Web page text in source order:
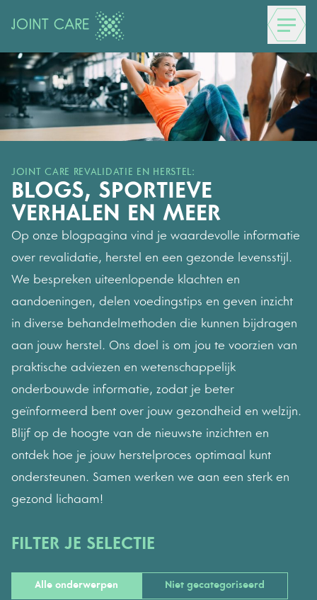
JOINT CARE REVALIDATIE EN HERSTEL:
BLOGS, SPORTIEVE
VERHALEN EN MEER
Op onze blogpagina vind je waardevolle informatie
over revalidatie, herstel en een gezonde levensstijl.
We bespreken uiteenlopende klachten en
aandoeningen, delen voedingstips en geven inzicht
in diverse behandelmethoden die kunnen bijdragen
aan jouw herstel. Ons doel is om jou te voorzien van
praktische adviezen en wetenschappelijk
onderbouwde informatie, zodat je beter
geïnformeerd bent over jouw gezondheid en welzijn.
Blijf op de hoogte van de nieuwste inzichten en
ontdek hoe je jouw herstelproces optimaal kunt
ondersteunen. Samen werken we aan een sterk en
gezond lichaam!
FILTER JE SELECTIE
Alle onderwerpen Niet gecategoriseerd